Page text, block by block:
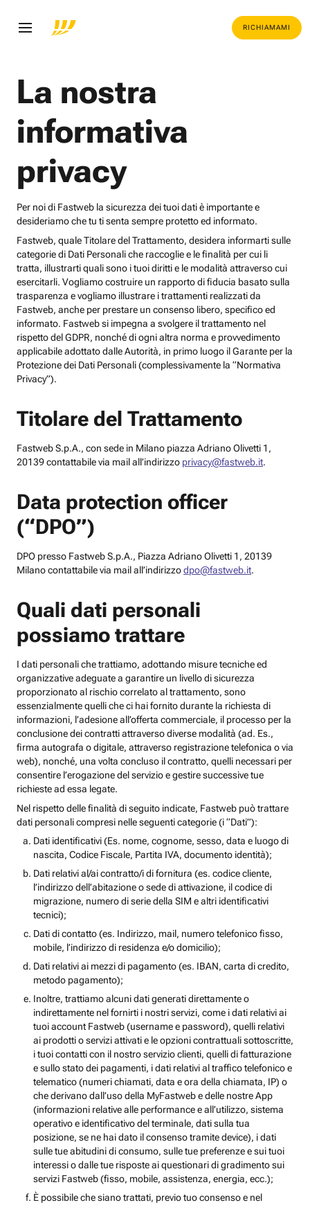
RICHIAMAMI
La nostra
informativa
privacy
Per noi di Fastweb la sicurezza dei tuoi dati è importante e
desideriamo che tu ti senta sempre protetto ed informato.
Fastweb, quale Titolare del Trattamento, desidera informarti sulle
categorie di Dati Personali che raccoglie e le finalità per cui li
tratta, illustrarti quali sono i tuoi diritti e le modalità attraverso cui
esercitarli. Vogliamo costruire un rapporto di fiducia basato sulla
trasparenza e vogliamo illustrare i trattamenti realizzati da
Fastweb, anche per prestare un consenso libero, specifico ed
informato. Fastweb si impegna a svolgere il trattamento nel
rispetto del GDPR, nonché di ogni altra norma e provvedimento
applicabile adottato dalle Autorità, in primo luogo il Garante per la
Protezione dei Dati Personali (complessivamente la “Normativa
Privacy”).
Titolare del Trattamento
Fastweb S.p.A., con sede in Milano piazza Adriano Olivetti 1,
20139 contattabile via mail all’indirizzo privacy@fastweb.it.
Data protection officer
(“DPO”)
DPO presso Fastweb S.p.A., Piazza Adriano Olivetti 1, 20139
Milano contattabile via mail all’indirizzodpo@fastweb.it.
Quali dati personali
possiamo trattare
I dati personali che trattiamo, adottando misure tecniche ed
organizzative adeguate a garantire un livello di sicurezza
proporzionato al rischio correlato al trattamento, sono
essenzialmente quelli che ci hai fornito durante la richiesta di
informazioni, l’adesione all’offerta commerciale, il processo per la
conclusione dei contratti attraverso diverse modalità (ad. Es.,
firma autografa o digitale, attraverso registrazione telefonica o via
web), nonché, una volta concluso il contratto, quelli necessari per
consentire l’erogazione del servizio e gestire successive tue
richieste ad essa legate.
Nel rispetto delle finalità di seguito indicate, Fastweb può trattare
dati personali compresi nelle seguenti categorie (i “Dati”):
Dati identificativi (Es. nome, cognome, sesso, data e luogo di
nascita, Codice Fiscale, Partita IVA, documento identità);
Dati relativi al/ai contratto/i di fornitura (es. codice cliente,
l’indirizzo dell’abitazione o sede di attivazione, il codice di
migrazione, numero di serie della SIM e altri identificativi
tecnici);
Dati di contatto (es. Indirizzo, mail, numero telefonico fisso,
mobile, l’indirizzo di residenza e/o domicilio);
Dati relativi ai mezzi di pagamento (es. IBAN, carta di credito,
metodo pagamento);
Inoltre, trattiamo alcuni dati generati direttamente o
indirettamente nel fornirti i nostri servizi, come i dati relativi ai
tuoi account Fastweb (username e password), quelli relativi
ai prodotti o servizi attivati e le opzioni contrattuali sottoscritte,
i tuoi contatti con il nostro servizio clienti, quelli di fatturazione
e sullo stato dei pagamenti, i dati relativi al traffico telefonico e
telematico (numeri chiamati, data e ora della chiamata, IP) o
che derivano dall’uso della MyFastweb e delle nostre App
(informazioni relative alle performance e all’utilizzo, sistema
operativo e identificativo del terminale, dati sulla tua
posizione, se ne hai dato il consenso tramite device), i dati
sulle tue abitudini di consumo, sulle tue preferenze e sui tuoi
interessi o dalle tue risposte ai questionari di gradimento sui
servizi Fastweb (fisso, mobile, assistenza, energia, ecc.);
È possibile che siano trattati, previo tuo consenso e nel